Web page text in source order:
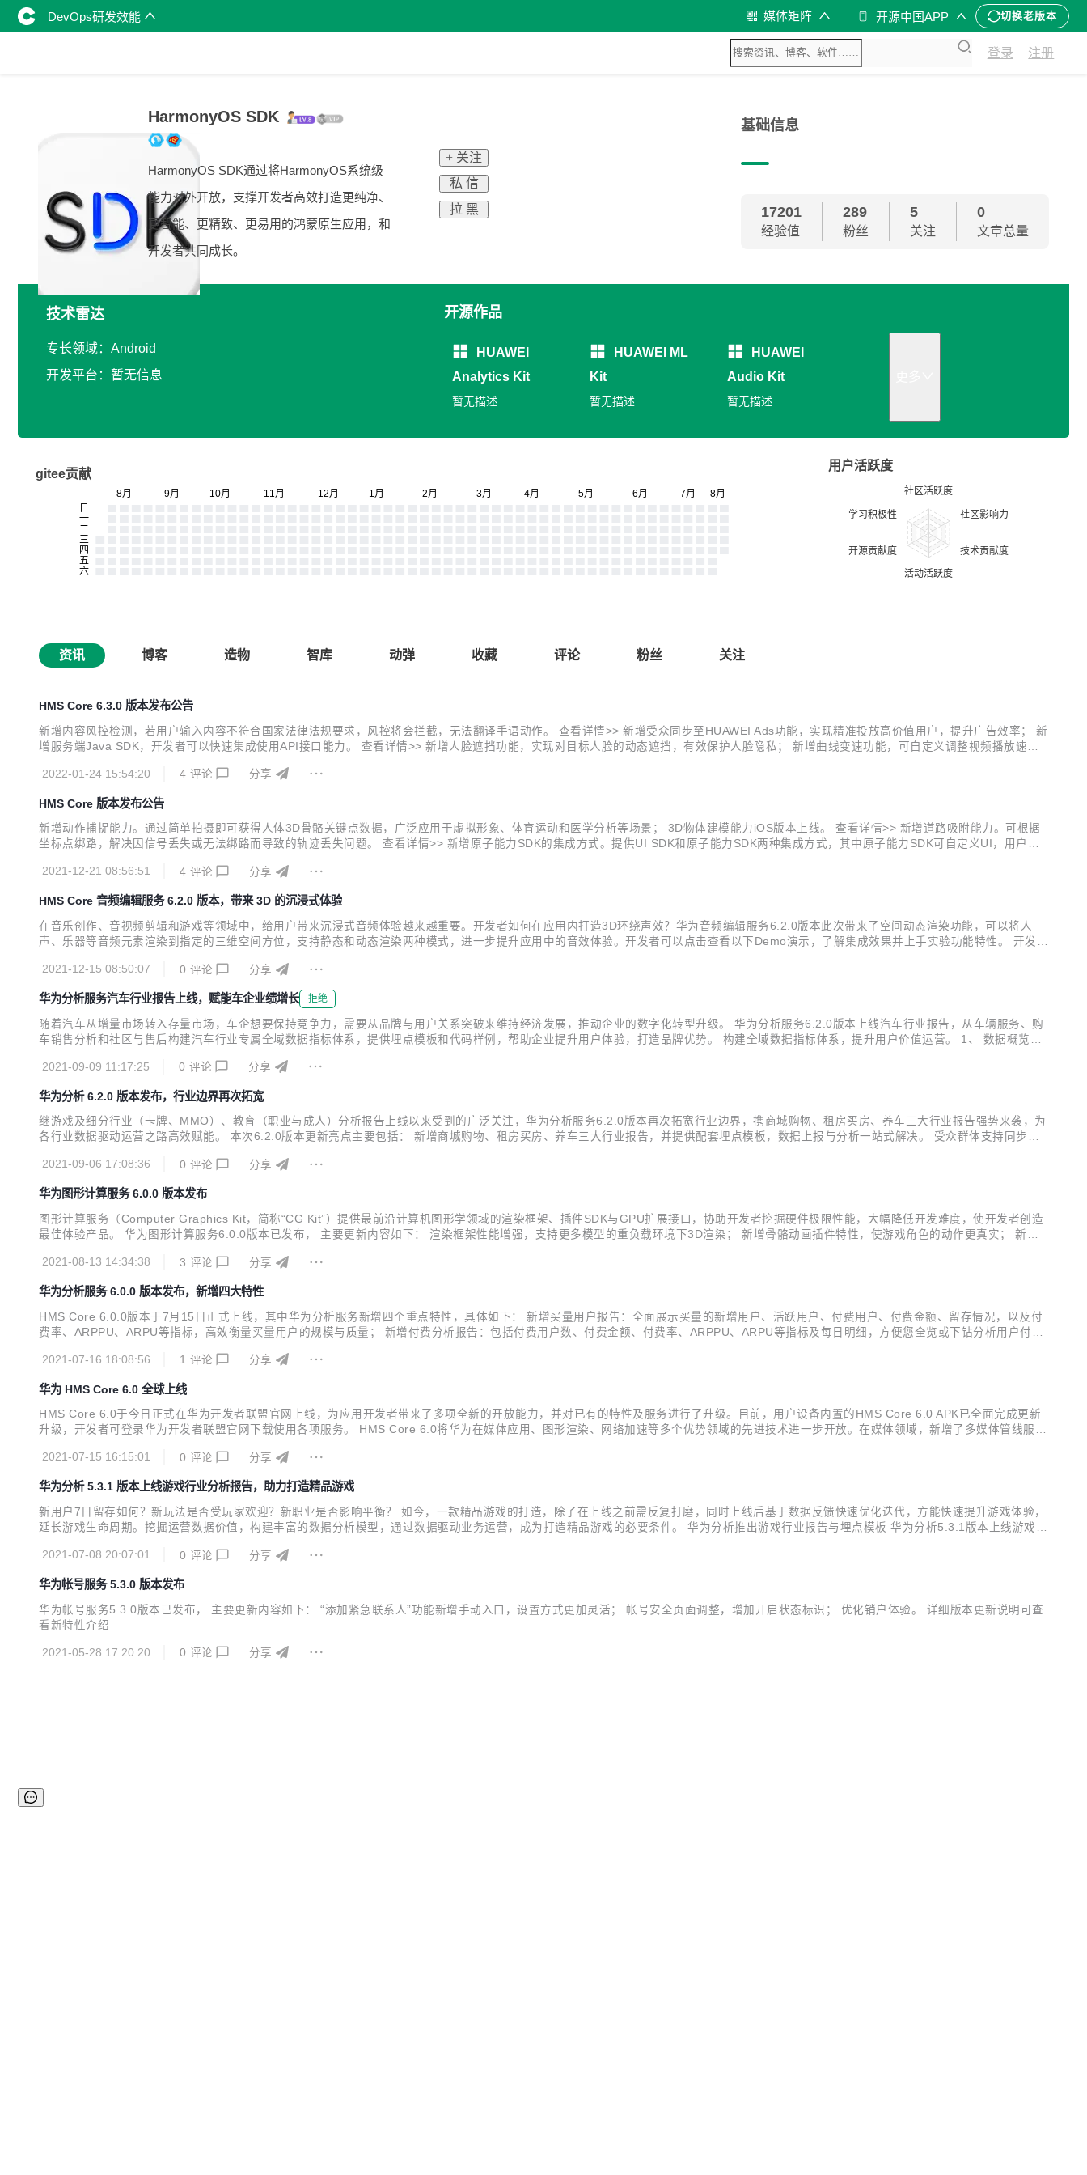
DevOps研发效能 媒体矩阵 开源中国APP 切换老版本
登录 注册
HarmonyOS SDK
HarmonyOS SDK通过将HarmonyOS系统级
能力对外开放，支撑开发者高效打造更纯净、
更智能、更精致、更易用的鸿蒙原生应用，和
开发者共同成长。
+ 关注
私 信
拉 黑
基础信息
17201
经验值
289
粉丝
5
关注
0
文章总量
技术雷达
专长领域：Android
开发平台：暂无信息
开源作品
HUAWEI
Analytics Kit
暂无描述
HUAWEI ML
Kit
暂无描述
HUAWEI
Audio Kit
暂无描述
gitee贡献
用户活跃度
资讯 博客 造物 智库 动弹 收藏 评论 粉丝 关注
HMS Core 6.3.0 版本发布公告
新增内容风控检测，若用户输入内容不符合国家法律法规要求，风控将会拦截，无法翻译手语动作。 查看详情>> 新增受众同步至HUAWEI Ads功能，实现精准投放高价值用户，提升广告效率； 新
增服务端Java SDK，开发者可以快速集成使用API接口能力。 查看详情>> 新增人脸遮挡功能，实现对目标人脸的动态遮挡，有效保护人脸隐私； 新增曲线变速功能，可自定义调整视频播放速
求自定义使用界面。 查看详情>> 提供将拍摄图...
2022-01-24 15:54:20 4 评论 分享
HMS Core 版本发布公告
新增动作捕捉能力。通过简单拍摄即可获得人体3D骨骼关键点数据，广泛应用于虚拟形象、体育运动和医学分析等场景； 3D物体建模能力iOS版本上线。 查看详情>> 新增道路吸附能力。可根据
坐标点绑路，解决因信号丢失或无法绑路而导致的轨迹丢失问题。 查看详情>> 新增原子能力SDK的集成方式。提供UI SDK和原子能力SDK两种集成方式，其中原子能力SDK可自定义UI，用户能
色列、摩洛哥、梵蒂冈4个国家/地区。 查...
2021-12-21 08:56:51 4 评论 分享
HMS Core 音频编辑服务 6.2.0 版本，带来 3D 的沉浸式体验
在音乐创作、音视频剪辑和游戏等领域中，给用户带来沉浸式音频体验越来越重要。开发者如何在应用内打造3D环绕声效？华为音频编辑服务6.2.0版本此次带来了空间动态渲染功能，可以将人
声、乐器等音频元素渲染到指定的三维空间方位，支持静态和动态渲染两种模式，进一步提升应用中的音效体验。开发者可以点击查看以下Demo演示，了解集成效果并上手实验功能特性。 开发实
{ repo...
2021-12-15 08:50:07 0 评论 分享
华为分析服务汽车行业报告上线，赋能车企业绩增长 拒绝
随着汽车从增量市场转入存量市场，车企想要保持竞争力，需要从品牌与用户关系突破来维持经济发展，推动企业的数字化转型升级。 华为分析服务6.2.0版本上线汽车行业报告，从车辆服务、购
车销售分析和社区与售后构建汽车行业专属全域数据指标体系，提供埋点模板和代码样例，帮助企业提升用户体验，打造品牌优势。 构建全域数据指标体系，提升用户价值运营。 1、 数据概览看
布和商城收入，帮助运营人员实时了解APP内车主绑定的车型分布现状及营收情况...
2021-09-09 11:17:25 0 评论 分享
华为分析 6.2.0 版本发布，行业边界再次拓宽
继游戏及细分行业（卡牌、MMO）、教育（职业与成人）分析报告上线以来受到的广泛关注，华为分析服务6.2.0版本再次拓宽行业边界，携商城购物、租房买房、养车三大行业报告强势来袭，为
各行业数据驱动运营之路高效赋能。 本次6.2.0版本更新亮点主要包括： 新增商城购物、租房买房、养车三大行业报告，并提供配套埋点模板，数据上报与分析一站式解决。 受众群体支持同步至
属性，用户分析更加多样化。 付费分析和买量分析报告新增属性分布卡片，...
2021-09-06 17:08:36 0 评论 分享
华为图形计算服务 6.0.0 版本发布
图形计算服务（Computer Graphics Kit，简称“CG Kit”）提供最前沿计算机图形学领域的渲染框架、插件SDK与GPU扩展接口，协助开发者挖掘硬件极限性能，大幅降低开发难度，使开发者创造
最佳体验产品。 华为图形计算服务6.0.0版本已发布， 主要更新内容如下： 渲染框架性能增强，支持更多模型的重负载环境下3D渲染； 新增骨骼动画插件特性，使游戏角色的动作更真实； 新增
2021-08-13 14:34:38
3 评论 分享
华为分析服务 6.0.0 版本发布，新增四大特性
HMS Core 6.0.0版本于7月15日正式上线，其中华为分析服务新增四个重点特性，具体如下： 新增买量用户报告：全面展示买量的新增用户、活跃用户、付费用户、付费金额、留存情况，以及付
费率、ARPPU、ARPU等指标，高效衡量买量用户的规模与质量； 新增付费分析报告：包括付费用户数、付费金额、付费率、ARPPU、ARPU等指标及每日明细，方便您全览或下钻分析用户付费
与城市分布、数据导出功能支持按事件进行筛选...
2021-07-16 18:08:56 1 评论 分享
华为 HMS Core 6.0 全球上线
HMS Core 6.0于今日正式在华为开发者联盟官网上线，为应用开发者带来了多项全新的开放能力，并对已有的特性及服务进行了升级。目前，用户设备内置的HMS Core 6.0 APK已全面完成更新
升级，开发者可登录华为开发者联盟官网下载使用各项服务。 HMS Core 6.0将华为在媒体应用、图形渲染、网络加速等多个优势领域的先进技术进一步开放。在媒体领域，新增了多媒体管线服务
发者提供基于AI...
2021-07-15 16:15:01 0 评论 分享
华为分析 5.3.1 版本上线游戏行业分析报告，助力打造精品游戏
新用户7日留存如何？新玩法是否受玩家欢迎？新职业是否影响平衡？ 如今，一款精品游戏的打造，除了在上线之前需反复打磨，同时上线后基于数据反馈快速优化迭代，方能快速提升游戏体验，
延长游戏生命周期。挖掘运营数据价值，构建丰富的数据分析模型，通过数据驱动业务运营，成为打造精品游戏的必要条件。 华为分析推出游戏行业报告与埋点模板 华为分析5.3.1版本上线游戏行
人员最关心的数据加入核心指标看板，可以一目了然地掌握游戏当前的数据表现，...
2021-07-08 20:07:01 0 评论 分享
华为帐号服务 5.3.0 版本发布
华为帐号服务5.3.0版本已发布， 主要更新内容如下： “添加紧急联系人”功能新增手动入口，设置方式更加灵活； 帐号安全页面调整，增加开启状态标识； 优化销户体验。 详细版本更新说明可查
看新特性介绍
2021-05-28 17:20:20 0 评论 分享